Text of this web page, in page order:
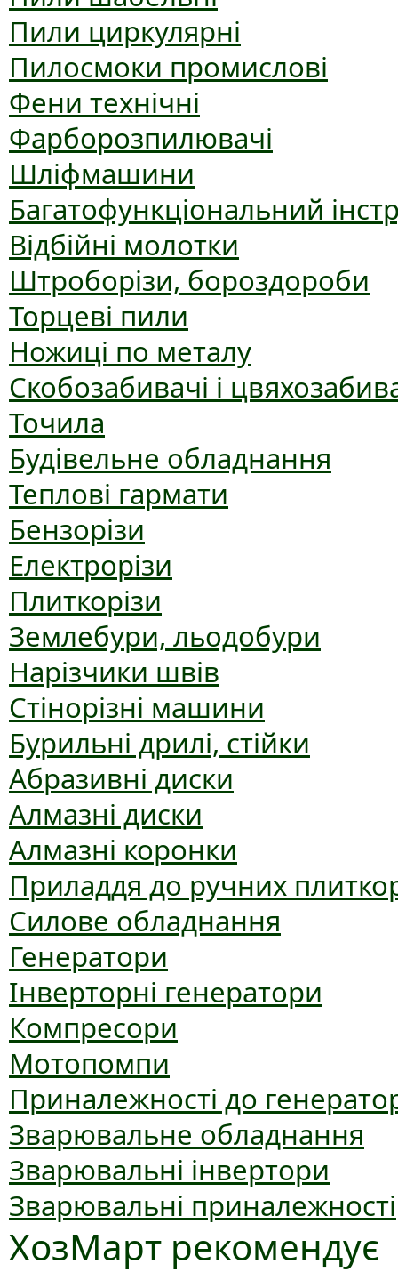
Пили циркулярні
Пилосмоки промислові
Фени технічні
Фарборозпилювачі
Шліфмашини
Багатофункціональний
Відбійні молотки
Штроборізи, бороздороби
Торцеві пили
Ножиці по металу
Скобозабивачі і
Точила
Будівельне обладнання
Теплові гармати
Бензорізи
Електрорізи
Плиткорізи
Землебури, льодобури
Нарізчики швів
Стінорізні машини
Бурильні дрилі, стійки
Абразивні диски
Алмазні диски
Алмазні коронки
Приладдя до ручних
Силове обладнання
Генератори
Інверторні генератори
Компресори
Мотопомпи
Приналежності до
Зварювальне обладнання
Зварювальні інвертори
Зварювальні приналежності
ХозМарт рекомендує